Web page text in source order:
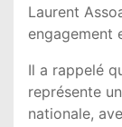
Laurent
engagement
Il a rappelé
représente
nationale,